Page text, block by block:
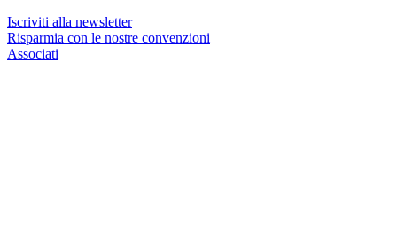
Iscriviti alla newsletter
Risparmia con le nostre convenzioni
Associati